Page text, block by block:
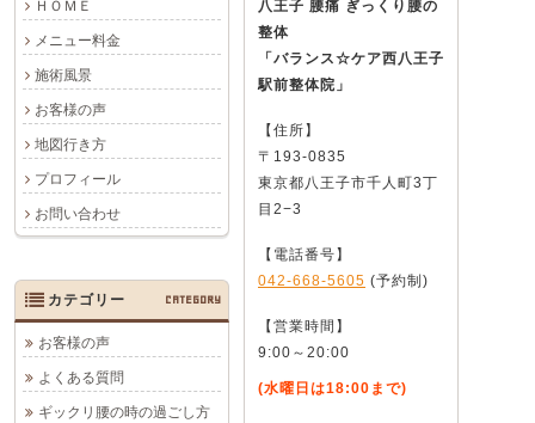
ＨＯＭＥ
メニュー料金
施術風景
お客様の声
地図行き方
プロフィール
お問い合わせ
八王子 腰痛 ぎっくり腰の
整体
「バランス☆ケア西八王子
駅前整体院」
【住所】
〒193-0835
東京都八王子市千人町3丁
目2−3
【電話番号】
042-668-5605 (予約制)
【営業時間】
9:00～20:00
(水曜日は18:00まで)
カテゴリー CATEGORY
お客様の声
よくある質問
ギックリ腰の時の過ごし方